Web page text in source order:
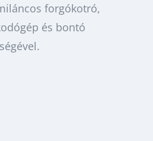
forgókotró,
és bontó